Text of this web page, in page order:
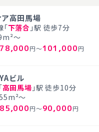
ア高田馬場
下落合 」駅 徒歩7分
～
78,000円～101,000円
ビル
高田馬場 」駅 徒歩10分
～
85,000円～90,000円